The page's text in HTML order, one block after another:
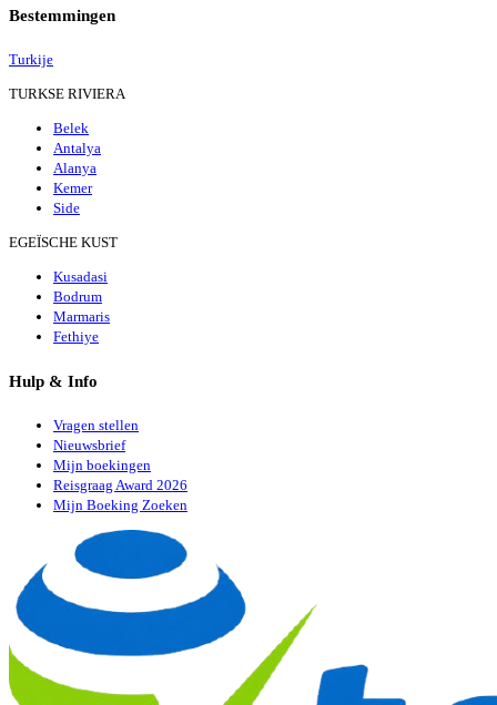
Bestemmingen
Turkije
TURKSE RIVIERA
Belek
Antalya
Alanya
Kemer
Side
EGEÏSCHE KUST
Kusadasi
Bodrum
Marmaris
Fethiye
Hulp & Info
Vragen stellen
Nieuwsbrief
Mijn boekingen
Reisgraag Award 2026
Mijn Boeking Zoeken